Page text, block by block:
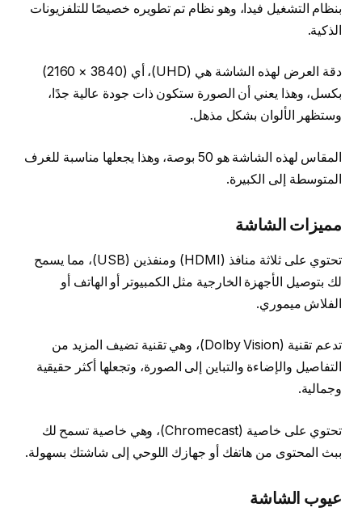
بنظام التشغيل فيدا، وهو نظام تم تطويره خصيصًا للتلفزيونات
الذكية.
دقة العرض لهذه الشاشة هي (UHD)، أي (3840 × 2160)
بكسل، وهذا يعني أن الصورة ستكون ذات جودة عالية جدًا،
وستظهر الألوان بشكل مذهل.
المقاس لهذه الشاشة هو 50 بوصة، وهذا يجعلها مناسبة للغرف
المتوسطة إلى الكبيرة.
مميزات الشاشة
تحتوي على ثلاثة منافذ (HDMI) ومنفذين (USB)، مما يسمح
لك بتوصيل الأجهزة الخارجية مثل الكمبيوتر أو الهاتف أو
الفلاش ميموري.
تدعم تقنية (Dolby Vision)، وهي تقنية تضيف المزيد من
التفاصيل والإضاءة والتباين إلى الصورة، وتجعلها أكثر حقيقية
وجمالية.
تحتوي على خاصية (Chromecast)، وهي خاصية تسمح لك
ببث المحتوى من هاتفك أو جهازك اللوحي إلى شاشتك بسهولة.
عيوب الشاشة